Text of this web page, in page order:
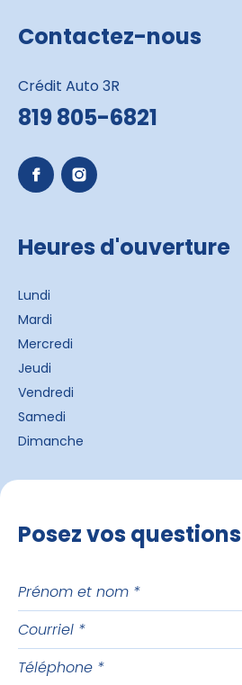
Contactez-nous
Crédit Auto 3R
819 805-6821
Heures d'ouverture
Lundi
Mardi
Mercredi
Jeudi
Vendredi
Samedi
Dimanche
Posez vos questions
Prénom
nom
Courriel
Téléphone